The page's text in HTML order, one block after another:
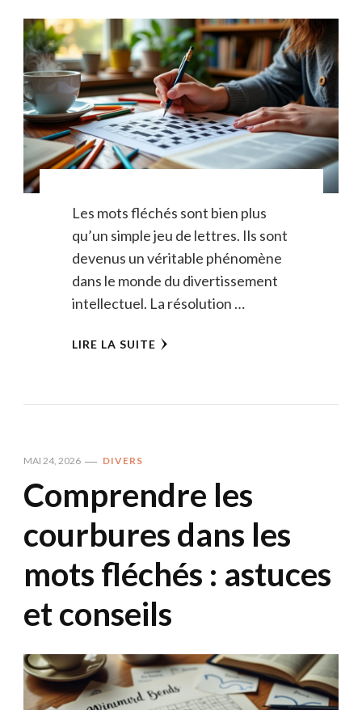
Les mots fléchés sont bien plus
qu’un simple jeu de lettres. Ils sont
devenus un véritable phénomène
dans le monde du divertissement
intellectuel. La résolution …
LIRE LA SUITE
MAI 24, 2026 DIVERS
Comprendre les
courbures dans les
mots fléchés : astuces
et conseils